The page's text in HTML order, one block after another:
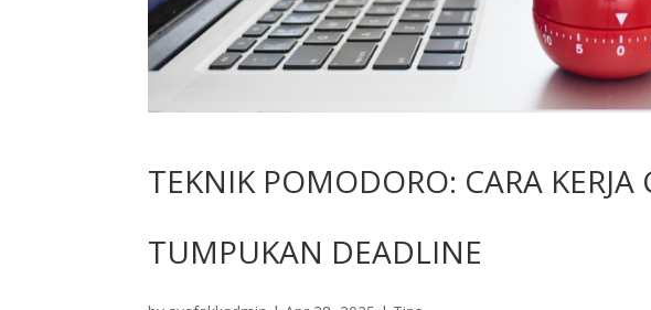
TEKNIK POMODORO: CARA KERJA
TUMPUKAN DEADLINE